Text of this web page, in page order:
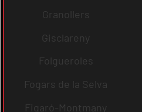
Granollers
Gisclareny
Folgueroles
Fogars de la Selva
Figaró-Montmany